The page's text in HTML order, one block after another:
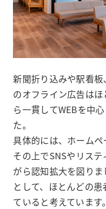
新聞折り込みや駅看
のオフライン広告は
ら一貫してWEBを中
た。
具体的には、ホームペ
その上でSNSやリス
がら認知拡大を図り
として、ほとんどの
ていると考えています。